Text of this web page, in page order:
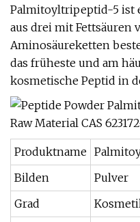
Palmitoyltripeptid-5 ist
aus drei mit Fettsäuren
Aminosäureketten
das früheste und am
kosmetische Peptid in
Produktname
Bilden
Pulver
Grad